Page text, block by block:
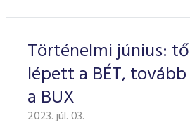
Történelmi június:
lépett a BÉT,
a BUX
2023. júl. 03.